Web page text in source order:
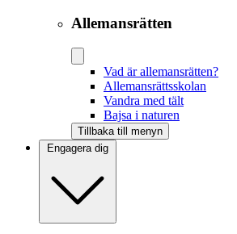
Allemansrätten
Vad är allemansrätten?
Allemansrättsskolan
Vandra med tält
Bajsa i naturen
Tillbaka till menyn
Engagera dig